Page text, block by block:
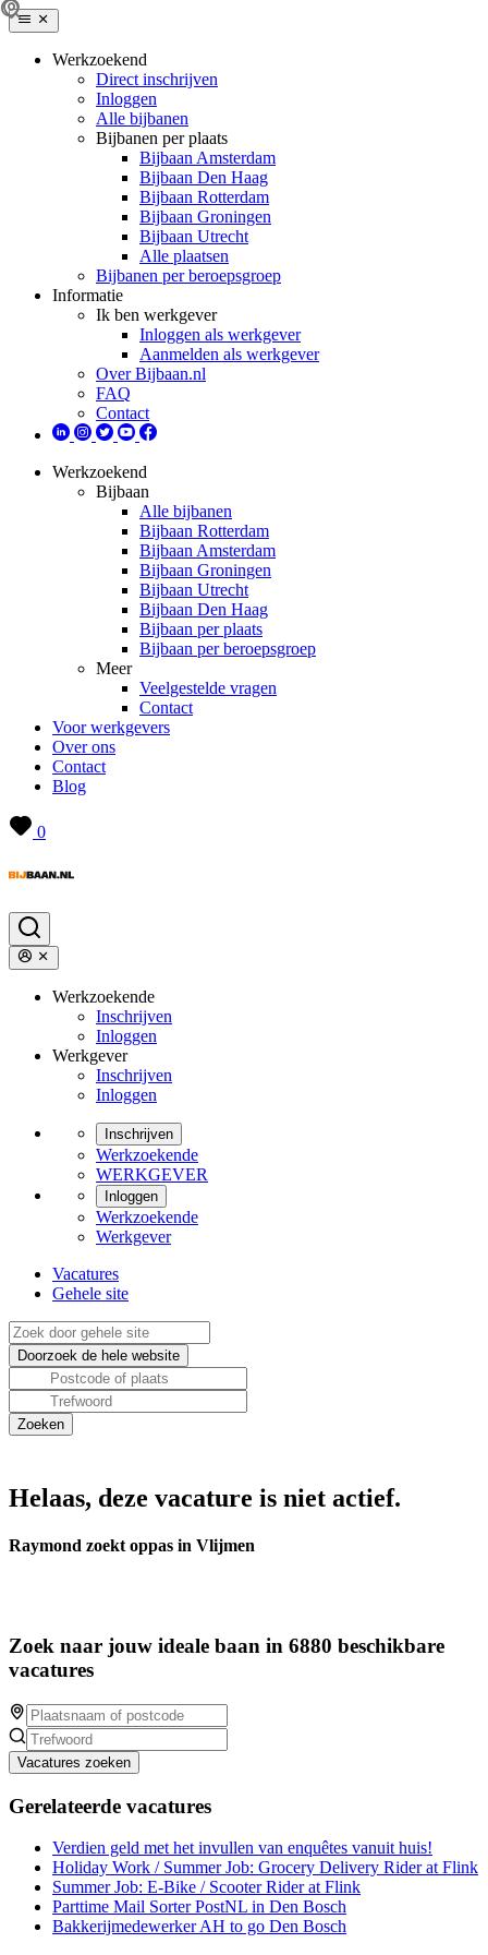
Werkzoekend
Direct inschrijven
Inloggen
Alle bijbanen
Bijbanen per plaats
Bijbaan Amsterdam
Bijbaan Den Haag
Bijbaan Rotterdam
Bijbaan Groningen
Bijbaan Utrecht
Alle plaatsen
Bijbanen per beroepsgroep
Informatie
Ik ben werkgever
Inloggen als werkgever
Aanmelden als werkgever
Over Bijbaan.nl
FAQ
Contact
Werkzoekend
Bijbaan
Alle bijbanen
Bijbaan Rotterdam
Bijbaan Amsterdam
Bijbaan Groningen
Bijbaan Utrecht
Bijbaan Den Haag
Bijbaan per plaats
Bijbaan per beroepsgroep
Meer
Veelgestelde vragen
Contact
Voor werkgevers
Over ons
Contact
Blog
0
Werkzoekende
Inschrijven
Inloggen
Werkgever
Inschrijven
Inloggen
Inschrijven
Werkzoekende
WERKGEVER
Inloggen
Werkzoekende
Werkgever
Vacatures
Gehele site
Helaas, deze vacature is niet actief.
Raymond zoekt oppas in Vlijmen
Zoek naar jouw ideale baan in 6880 beschikbare
vacatures
Vacatures zoeken
Gerelateerde vacatures
Verdien geld met het invullen van enquêtes vanuit huis!
Holiday Work / Summer Job: Grocery Delivery Rider at Flink
Summer Job: E-Bike / Scooter Rider at Flink
Parttime Mail Sorter PostNL in Den Bosch
Bakkerijmedewerker AH to go Den Bosch